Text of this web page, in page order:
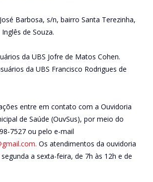
Barbosa, s/n, bairro Santa Terezinha,
de Souza.
da UBS Jofre de Matos Cohen.
da UBS Francisco Rodrigues de
entre em contato com a Ouvidoria
de Saúde (OuvSus), por meio do
7527 ou pelo e-mail
Os atendimentos da ouvidoria
a sexta-feira, de 7h às 12h e de